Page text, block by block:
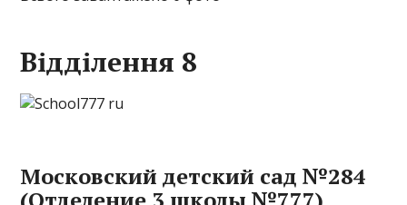
Відділення 8
Московский детский сад №284